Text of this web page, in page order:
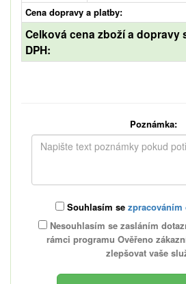
Cena dopravy a platby:
Celková cena zboží a dopravy
DPH:
Poznámka:
Souhlasím se
Nesouhlasím se zasláním
rámci programu Ověřeno
zlepšovat vaše